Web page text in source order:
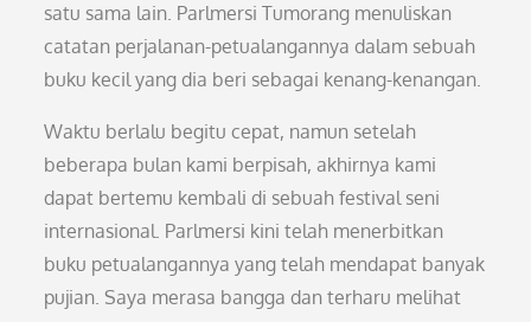
satu sama lain. Parlmersi Tumorang menuliskan
catatan perjalanan-petualangannya dalam sebuah
buku kecil yang dia beri sebagai kenang-kenangan.
Waktu berlalu begitu cepat, namun setelah
beberapa bulan kami berpisah, akhirnya kami
dapat bertemu kembali di sebuah festival seni
internasional. Parlmersi kini telah menerbitkan
buku petualangannya yang telah mendapat banyak
pujian. Saya merasa bangga dan terharu melihat